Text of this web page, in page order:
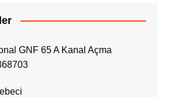
GNF 65 A Kanal Açma